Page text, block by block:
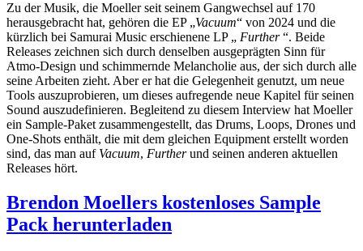
Zu der Musik, die Moeller seit seinem Gangwechsel auf 170
herausgebracht hat, gehören die EP „Vacuum“ von 2024 und die
kürzlich bei Samurai Music erschienene LP „ Further“. Beide
Releases zeichnen sich durch denselben ausgeprägten Sinn für
Atmo-Design und schimmernde Melancholie aus, der sich durch alle
seine Arbeiten zieht. Aber er hat die Gelegenheit genutzt, um neue
Tools auszuprobieren, um dieses aufregende neue Kapitel für seinen
Sound auszudefinieren. Begleitend zu diesem Interview hat Moeller
ein Sample-Paket zusammengestellt, das Drums, Loops, Drones und
One-Shots enthält, die mit dem gleichen Equipment erstellt worden
sind, das man auf Vacuum, Furtherund seinen anderen aktuellen
Releases hört.
Brendon Moellers kostenloses Sample
Pack herunterladen